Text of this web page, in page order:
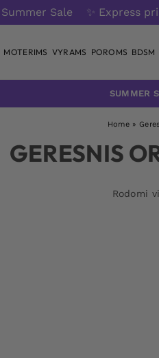
Sale ✨ Express
MOTERIMS VYRAMS POROMS BDSM
SUMMER
Home »
GERESNIS
Rodomi